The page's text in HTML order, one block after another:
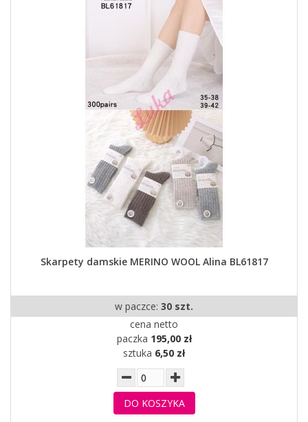
Skarpety damskie MERINO WOOL Alina BL61817
w paczce: 30 szt.
cena netto
paczka 195,00 zł
sztuka 6,50 zł
DO KOSZYKA